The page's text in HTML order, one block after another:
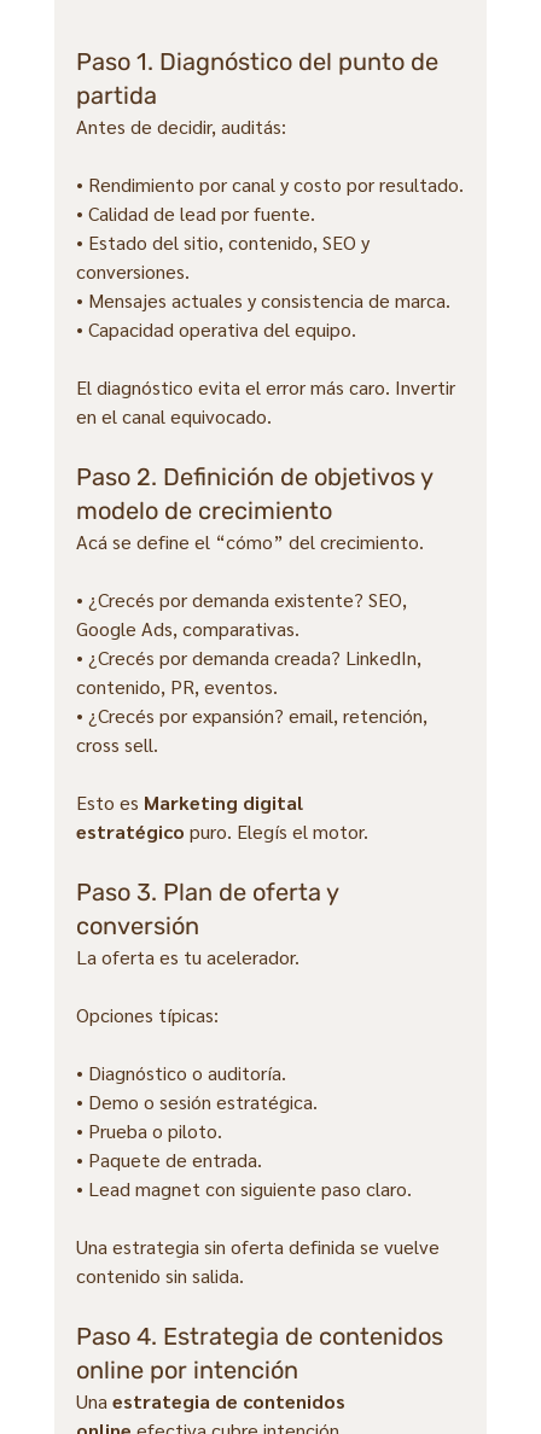
Paso 1. Diagnóstico del punto de
partida
Antes de decidir, auditás:
• Rendimiento por canal y costo por resultado.
• Calidad de lead por fuente.
• Estado del sitio, contenido, SEO y
conversiones.
• Mensajes actuales y consistencia de marca.
• Capacidad operativa del equipo.
El diagnóstico evita el error más caro. Invertir
en el canal equivocado.
Paso 2. Definición de objetivos y
modelo de crecimiento
Acá se define el “cómo” del crecimiento.
• ¿Crecés por demanda existente? SEO,
Google Ads, comparativas.
• ¿Crecés por demanda creada? LinkedIn,
contenido, PR, eventos.
• ¿Crecés por expansión? email, retención,
cross sell.
Esto es Marketing digital
estratégico puro. Elegís el motor.
Paso 3. Plan de oferta y
conversión
La oferta es tu acelerador.
Opciones típicas:
• Diagnóstico o auditoría.
• Demo o sesión estratégica.
• Prueba o piloto.
• Paquete de entrada.
• Lead magnet con siguiente paso claro.
Una estrategia sin oferta definida se vuelve
contenido sin salida.
Paso 4. Estrategia de contenidos
online por intención
Una estrategia de contenidos